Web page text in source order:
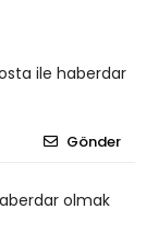
ile haberdar
Gönder
olmak